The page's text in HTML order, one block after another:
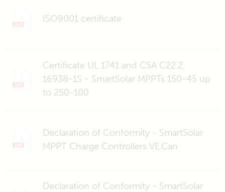
ISO9001 certificate
Certificate UL 1741 and CSA C22.2,
16938-1S - SmartSolar MPPTs 150-45 up
to 250-100
Declaration of Conformity - SmartSolar
MPPT Charge Controllers VE.Can
Declaration of Conformity - SmartSolar